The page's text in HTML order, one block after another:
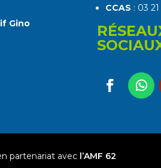
Gino
CCAS : 03
partenariat avec l’AMF 62